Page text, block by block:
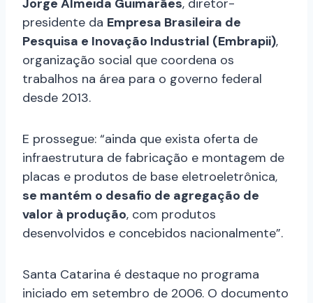
Jorge Almeida Guimarães, diretor-
presidente da Empresa Brasileira de
Pesquisa e Inovação Industrial (Embrapii),
organização social que coordena os
trabalhos na área para o governo federal
desde 2013.
E prossegue: “ainda que exista oferta de
infraestrutura de fabricação e montagem de
placas e produtos de base eletroeletrônica,
se mantém o desafio de agregação de
valor à produção, com produtos
desenvolvidos e concebidos nacionalmente”.
Santa Catarina é destaque no programa
iniciado em setembro de 2006. O documento